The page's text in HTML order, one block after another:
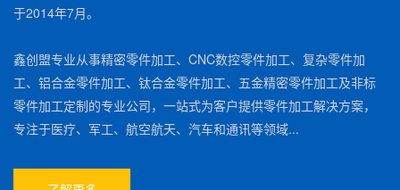
于2014年7月。
鑫创盟专业从事精密零件加工、CNC数控零件加工、复杂零件加
工、铝合金零件加工、钛合金零件加工、五金精密零件加工及非标
零件加工定制的专业公司，一站式为客户提供零件加工解决方案，
专注于医疗、军工、航空航天、汽车和通讯等领域...